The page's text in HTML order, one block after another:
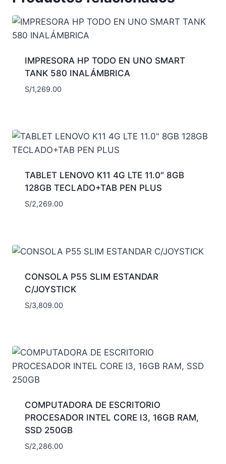
IMPRESORA HP TODO EN UNO SMART
TANK 580 INALÁMBRICA
S/1,269.00
TABLET LENOVO K11 4G LTE 11.0″ 8GB
128GB TECLADO+TAB PEN PLUS
S/2,269.00
CONSOLA P55 SLIM ESTANDAR
C/JOYSTICK
S/3,809.00
COMPUTADORA DE ESCRITORIO
PROCESADOR INTEL CORE I3, 16GB RAM,
SSD 250GB
S/2,286.00